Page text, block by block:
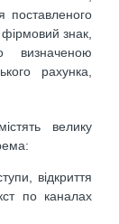
поставле­ного
знак,
визначеною
рахунка,
велику
відкриття
по каналах